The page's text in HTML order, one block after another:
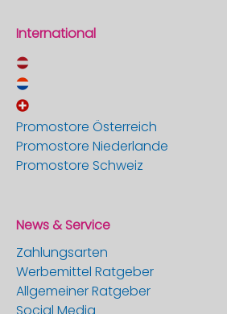
International
Promostore Österreich
Promostore Niederlande
Promostore Schweiz
News & Service
Zahlungsarten
Werbemittel Ratgeber
Allgemeiner Ratgeber